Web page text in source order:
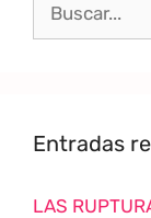
Entradas
LAS